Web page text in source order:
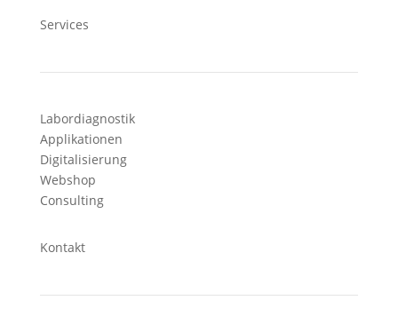
Services
Labordiagnostik
Applikationen
Digitalisierung
Webshop
Consulting
Kontakt